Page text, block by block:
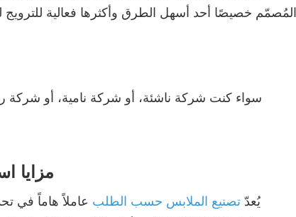
المُصمّم خصيصًا أحد أسهل الطرق وأكثرها فعالية
سواء كنت شركة ناشئة، أو شركة نامية، أو شركة
مزايا
يُعدّتصنيع الملابس حسب الطلب عاملاً هاماً في